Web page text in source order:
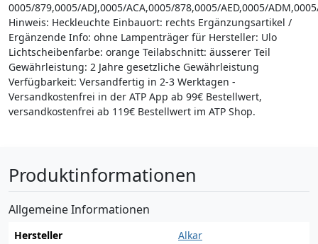
0005/879,0005/ADJ,0005/ACA,0005/878,0005/AED,0005/
Hinweis: Heckleuchte Einbauort: rechts Ergänzungsartikel /
Ergänzende Info: ohne Lampenträger für Hersteller: Ulo
Lichtscheibenfarbe: orange Teilabschnitt: äusserer Teil
Gewährleistung: 2 Jahre gesetzliche Gewährleistung
Verfügbarkeit: Versandfertig in 2-3 Werktagen -
Versandkostenfrei in der ATP App ab 99€ Bestellwert,
versandkostenfrei ab 119€ Bestellwert im ATP Shop.
Produktinformationen
Allgemeine Informationen
Hersteller
Alkar